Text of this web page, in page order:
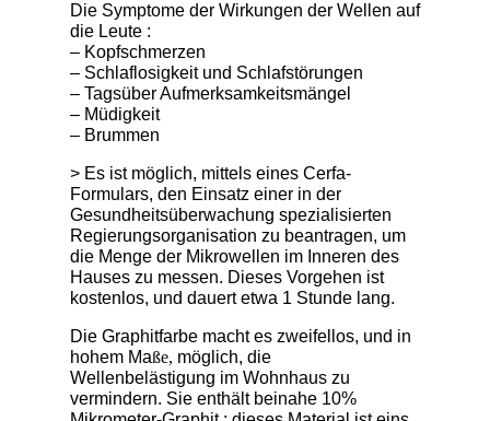
Die Symptome der Wirkungen der Wellen auf
die Leute :
– Kopfschmerzen
– Schlaflosigkeit und Schlafstörungen
– Tagsüber Aufmerksamkeitsmängel
– Müdigkeit
– Brummen
> Es ist möglich, mittels eines Cerfa-
Formulars, den Einsatz einer in der
Gesundheitsüberwachung spezialisierten
Regierungsorganisation zu beantragen, um
die Menge der Mikrowellen im Inneren des
Hauses zu messen. Dieses Vorgehen ist
kostenlos, und dauert etwa 1 Stunde lang.
Die Graphitfarbe macht es zweifellos, und in
hohem Maße, möglich, die
Wellenbelästigung im Wohnhaus zu
vermindern. Sie enthält beinahe 10%